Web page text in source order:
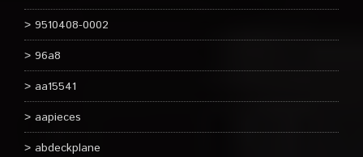
9510408-0002
96a8
aa15541
aapieces
abdeckplane